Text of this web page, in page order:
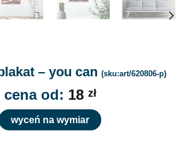
– you can (sku:art/620806-p)
cena od: 18 zł
wyceń na wymiar